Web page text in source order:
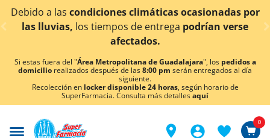
< div class="carousel-inner">
climáticas ocasionadas por
de entregapodrían verse
¡Ahora también en
Si estas fuera del "Área Metropolitana de Guadalajara", los pedidos a
domicilio realizados después de las8:00 pm serán entregados al día
siguiente.
Recolección en locker disponible 24 horas, según horario de
SuperFarmacia. Consulta más detallesaquí
0